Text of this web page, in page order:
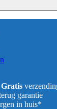
Gratis
in huis*